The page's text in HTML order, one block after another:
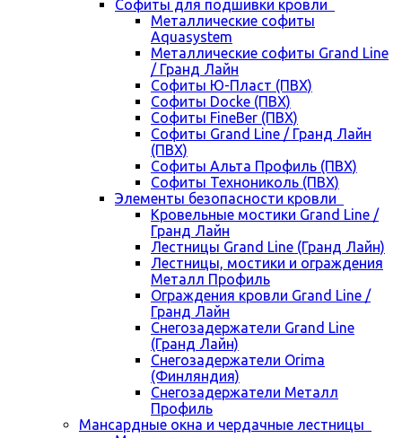
Cофиты для подшивки кровли
Металлические софиты
Aquasystem
Металлические софиты Grand Line
/ Гранд Лайн
Софиты Ю-Пласт (ПВХ)
Софиты Docke (ПВХ)
Софиты FineBer (ПВХ)
Софиты Grand Line / Гранд Лайн
(ПВХ)
Софиты Альта Профиль (ПВХ)
Софиты Технониколь (ПВХ)
Элементы безопасности кровли
Кровельные мостики Grand Line /
Гранд Лайн
Лестницы Grand Line (Гранд Лайн)
Лестницы, мостики и ограждения
Металл Профиль
Ограждения кровли Grand Line /
Гранд Лайн
Снегозадержатели Grand Line
(Гранд Лайн)
Снегозадержатели Orima
(Финляндия)
Снегозадержатели Металл
Профиль
Мансардные окна и чердачные лестницы